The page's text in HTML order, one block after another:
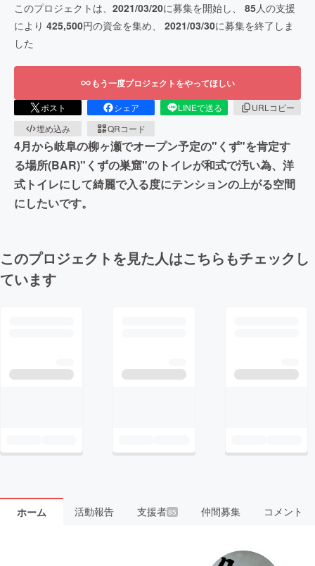
このプロジェクトは、 2021/03/20に募集を開始し、 85人の支援
により 425,500円の資金を集め、 2021/03/30に募集を終了しま
した
もう一度プロジェクトをやってほしい
ポスト シェア LINEで送る
URLコピー
埋め込み
QRコード
4月から岐阜の柳ヶ瀬でオープン予定の"くず"を肯定す
る場所(BAR)"くずの巣窟"のトイレが和式で汚い為、洋
式トイレにして綺麗で入る度にテンションの上がる空間
にしたいです。
このプロジェクトを見た人はこちらもチェックし
ています
ホーム 活動報告 支援者85 仲間募集 コメント